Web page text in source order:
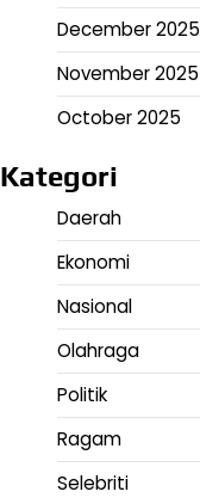
December 2025
November 2025
October 2025
Kategori
Daerah
Ekonomi
Nasional
Olahraga
Politik
Ragam
Selebriti